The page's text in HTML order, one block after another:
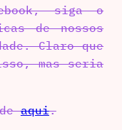
siga o
de nossos
Claro que
mas seria
aqui.